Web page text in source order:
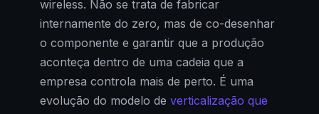
wireless. Não se trata de fabricar
internamente do zero, mas de co-desenhar
o componente e garantir que a produção
aconteça dentro de uma cadeia que a
empresa controla mais de perto. É uma
evolução do modelo de verticalização que